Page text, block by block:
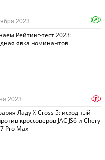
Рейтинг-тест 2023:
явка номинантов
2023
Ладу X-Cross 5: исходный
кроссоверов JAC JS6 и Chery
Pro Max
2023 p